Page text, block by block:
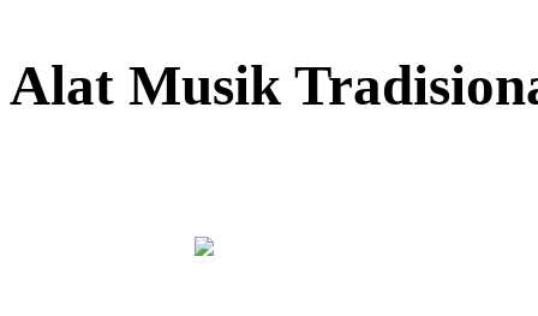
Alat Musik